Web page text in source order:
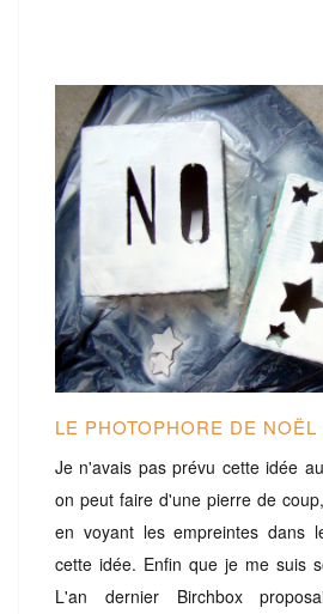
LE PHOTOPHORE DE NOËL
Je n'avais pas prévu cette idée
on peut faire d'une pierre de
en voyant les empreintes dans
cette idée. Enfin que je me suis
L'an dernier Birchbox